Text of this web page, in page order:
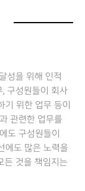
성을 위해 인적
구성원들이 회사
위한 업무 등이
관련한 업무를
도 구성원들이
에도 많은 노력을
든 것을 책임지는